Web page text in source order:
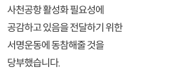
사천공항 활성화 필요성에
공감하고 있음을 전달하기 위한
서명운동에 동참해줄 것을
당부했습니다.